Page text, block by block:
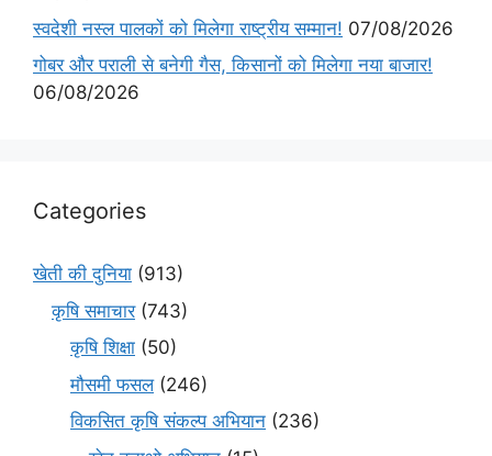
स्वदेशी नस्ल पालकों को मिलेगा राष्ट्रीय सम्मान! 07/08/2026
गोबर और पराली से बनेगी गैस, किसानों को मिलेगा नया बाजार!
06/08/2026
Categories
खेती की दुनिया (913)
कृषि समाचार(743)
कृषि शिक्षा (50)
मौसमी फसल(246)
विकसित कृषि संकल्प अभियान (236)